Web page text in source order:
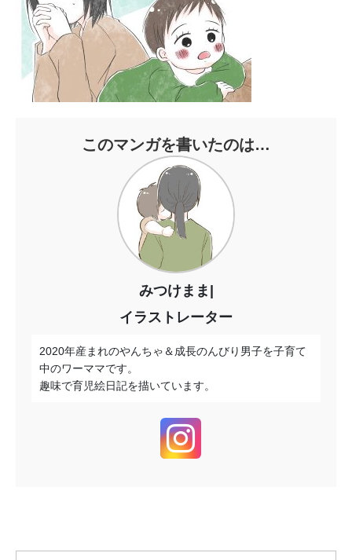
このマンガを書いたのは…
みつけまま|
イラストレーター
2020年産まれのやんちゃ＆成長のんびり男子を子育て
中のワーママです。
趣味で育児絵日記を描いています。